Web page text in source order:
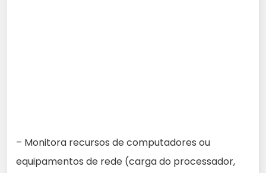
– Monitora recursos de computadores ou
equipamentos de rede (carga do processador,